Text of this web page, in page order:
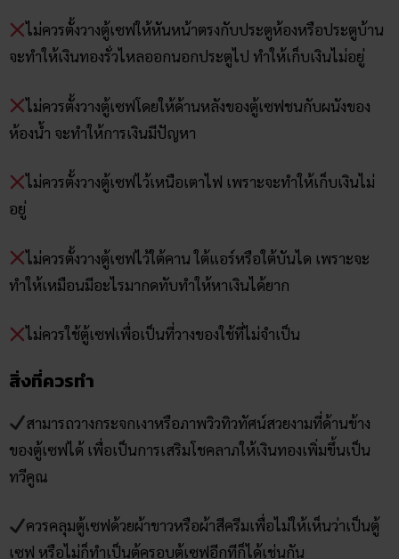
ไม่ควรตั้งวางตู้เซฟให้หันหน้าตรงกับประตูห้องหรือประตูบ้าน
จะทำให้เงินทองรั่วไหลออกนอกประตูไป ทำให้เก็บเงินไม่อยู่
ไม่ควรตั้งวางตู้เซฟโดยให้ด้านหลังของตู้เซฟชนกับผนังของ
ห้องน้ำ จะทำให้การเงินมีปัญหา
ไม่ควรตั้งวางตู้เซฟไว้เหนือเตาไฟ เพราะจะทำให้เก็บเงินไม่
อยู่
ไม่ควรตั้งวางตู้เซฟไว้ใต้คาน ใต้แอร์หรือใต้บันได เพราะจะ
ทำให้เหมือนมีอะไรมากดทับทำให้หาเงินได้ยาก
ไม่ควรใช้ตู้เซฟเพื่อเป็นที่วางของใช้ที่ไม่จำเป็น
สิ่งที่ควรทำ
สามารถวางกระจกเงาหรือภาพวิวทิวทัศน์สวยงามที่ด้านข้าง
ของตู้เซฟได้ เพื่อเป็นการเสริมโชคลาภให้เงินทองเพิ่มขึ้นเป็น
ทวีคูณ
ควรคลุมตู้เซฟด้วยผ้าขาวหรือผ้าสีครีมเพื่อไม่ให้เห็นว่าเป็นตู้
เซฟ หรือไม่ก็ทำเป็นตู้ครอบตู้เซฟอีกทีก็ได้เช่นกัน